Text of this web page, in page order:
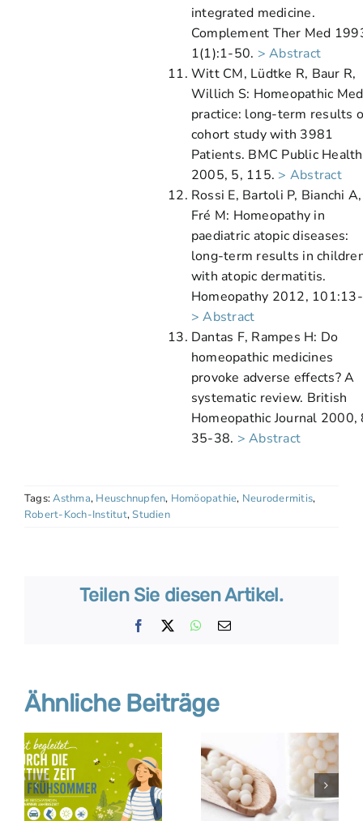
integrated medicine.
Complement Ther Med
1(1):1-50. > Abstract
Witt CM, Lüdtke R, Baur R,
Willich S: Homeopathic
practice: long-term results
cohort study with 3981
Patients. BMC Public Health
2005, 5, 115. > Abstract
Rossi E, Bartoli P, Bianchi
Fré M: Homeopathy in
paediatric atopic diseases:
long-term results in
with atopic dermatitis.
Homeopathy 2012,
> Abstract
Dantas F, Rampes H: Do
homeopathic medicines
provoke adverse effects? A
systematic review. British
Homeopathic Journal 2000,
35-38. > Abstract
Tags:Asthma, Heuschnupfen, Homöopathie, Neurodermitis,
Robert-Koch-Institut,Studien
Teilen Sie diesen Artikel.
Facebook WhatsApp
E-
Ähnliche Beiträge